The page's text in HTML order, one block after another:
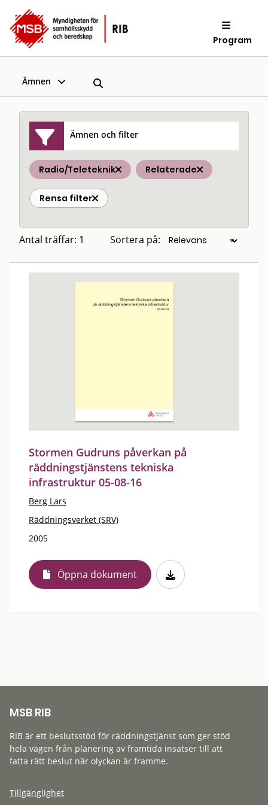
Program
Ämnen
Ämnen och filter
Radio/Teleteknik Relaterade
Rensa filter
Antal träffar: 1 Sortera på:
Stormen Gudruns påverkan på
räddningstjänstens tekniska
infrastruktur 05-08-16
Berg Lars
Räddningsverket (SRV)
2005
Öppna dokument
MSB RIB
RIB är ett beslutsstöd för räddningstjänst som ger stöd
hela vägen från planering av framtida insatser till att
fatta rätt beslut när olyckan är framme.
Tillgänglighet